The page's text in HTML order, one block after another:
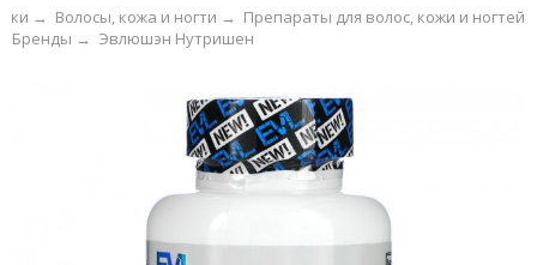
→ Волосы, кожа и ногти → Препараты для волос, кожи и ногтей
Эвлюшэн Нутришен
Бренды →